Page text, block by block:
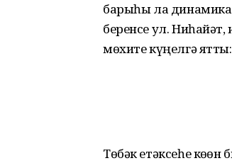
барыһы ла
беренсе ул.
мөхите күңелгә
Төбәк етәксеһе